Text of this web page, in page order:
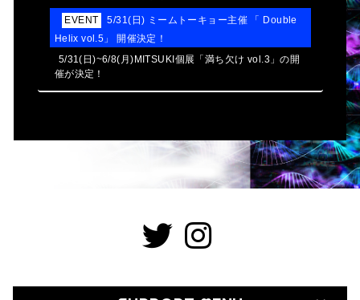
5/31(日) ミームトーキョー主催 「 Double
Helix vol.5」 開催決定！
5/31(日)~6/8(月)MITSUKI個展「満ち欠け vol.3」の開
催が決定！